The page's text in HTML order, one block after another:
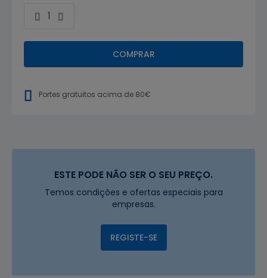
COMPRAR
Portes gratuitos acima de 80€
ESTE PODE NÃO SER O SEU PREÇO.
Temos condições e ofertas especiais para
empresas.
REGISTE-SE